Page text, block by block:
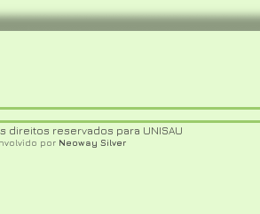
direitos reservados para UNISAU
por Neoway Silver